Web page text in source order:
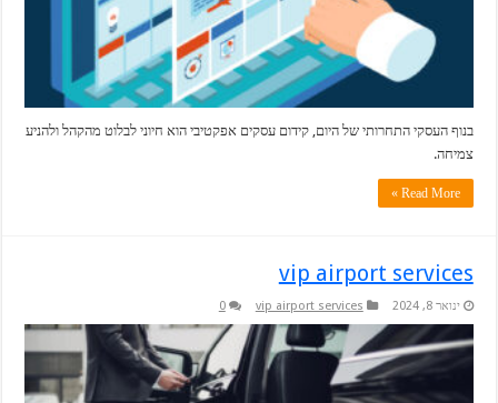
בנוף העסקי התחרותי של היום, קידום עסקים אפקטיבי הוא חיוני לבלוט מהקהל ולהניע
צמיחה.
Read More »
vip airport services
ינואר 8, 2024 vip airport services
0